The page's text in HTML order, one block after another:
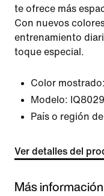
te ofrece más
Con nuevos
entrenamiento
toque especial.
Color mostrado:
Modelo:
País o región
Ver detalles del
Más información